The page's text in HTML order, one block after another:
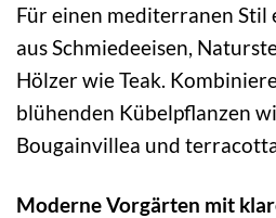
Für einen mediterranen Stil
aus Schmiedeeisen,
Hölzer wie Teak.
blühenden Kübelpflanzen
Bougainvillea und
Moderne Vorgärten mit